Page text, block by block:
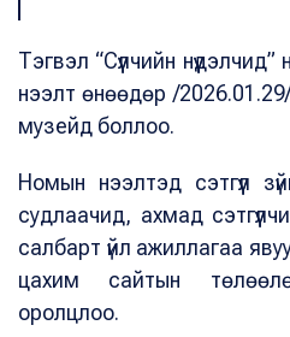
Тэгвэл “Сүүлчийн
нээлт өнөөдөр /
музейд боллоо.
Номын нээлтэд сэтгүүл
судлаачид, ахмад
салбарт үйл ажиллагаа
цахим сайтын
оролцлоо.